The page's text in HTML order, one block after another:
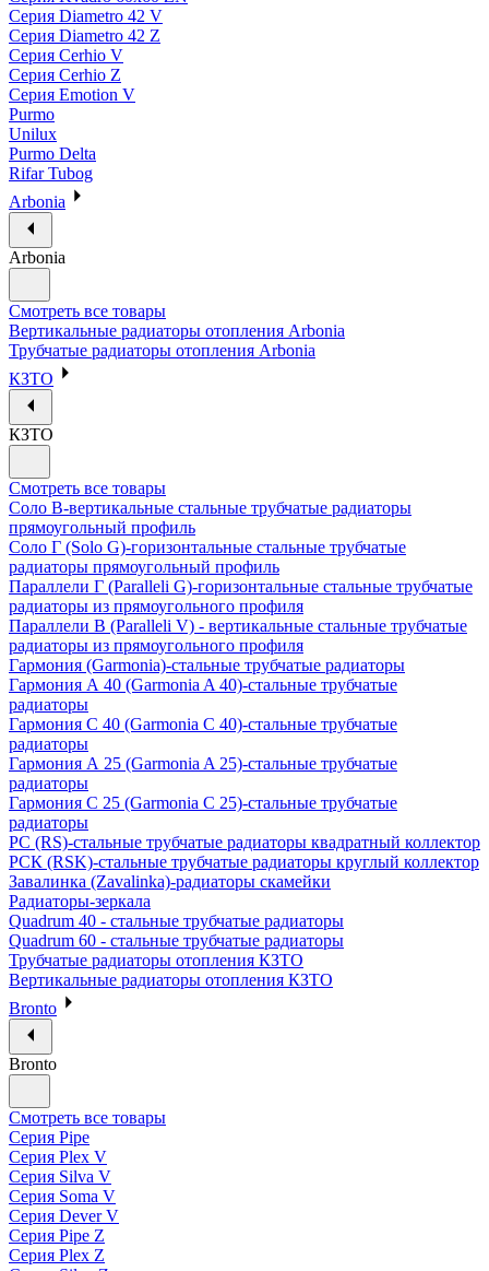
Серия Diametro 42 V
Серия Diametro 42 Z
Серия Cerhio V
Серия Cerhio Z
Серия Emotion V
Purmo
Unilux
Purmo Delta
Rifar Tubog
Arbonia
Arbonia
Смотреть все товары
Вертикальные радиаторы отопления Arbonia
Трубчатые радиаторы отопления Arbonia
КЗТО
КЗТО
Смотреть все товары
Соло В-вертикальные стальные трубчатые радиаторы
прямоугольный профиль
Соло Г (Solo G)-горизонтальные стальные трубчатые
радиаторы прямоугольный профиль
Параллели Г (Paralleli G)-горизонтальные стальные трубчатые
радиаторы из прямоугольного профиля
Параллели В (Paralleli V) - вертикальные стальные трубчатые
радиаторы из прямоугольного профиля
Гармония (Garmonia)-стальные трубчатые радиаторы
Гармония А 40 (Garmonia A 40)-стальные трубчатые
радиаторы
Гармония С 40 (Garmonia C 40)-стальные трубчатые
радиаторы
Гармония А 25 (Garmonia A 25)-стальные трубчатые
радиаторы
Гармония С 25 (Garmonia C 25)-стальные трубчатые
радиаторы
РС (RS)-стальные трубчатые радиаторы квадратный коллектор
РСК (RSK)-стальные трубчатые радиаторы круглый коллектор
Завалинка (Zavalinka)-радиаторы скамейки
Радиаторы-зеркала
Quadrum 40 - стальные трубчатые радиаторы
Quadrum 60 - стальные трубчатые радиаторы
Трубчатые радиаторы отопления КЗТО
Вертикальные радиаторы отопления КЗТО
Bronto
Bronto
Смотреть все товары
Серия Pipe
Серия Plex V
Серия Silva V
Серия Soma V
Серия Dever V
Серия Pipe Z
Серия Plex Z